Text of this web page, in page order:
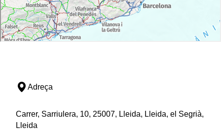
Adreça
Carrer, Sarriulera, 10, 25007, Lleida, Lleida, el Segrià,
Lleida